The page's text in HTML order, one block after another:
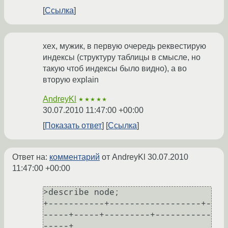
Ссылка
хех, мужик, в первую очередь реквестирую
индексы (структуру таблицы в смысле, но
такую чтоб индексы было видно), а во
вторую explain
AndreyKl ★★★★★
30.07.2010 11:47:00 +00:00
Показать ответ
Ссылка
Ответ на: комментарий от AndreyKl 30.07.2010
11:47:00 +00:00
>describe node;
+-----------+------------------+-
-----+-----+---------+-----------
-----+